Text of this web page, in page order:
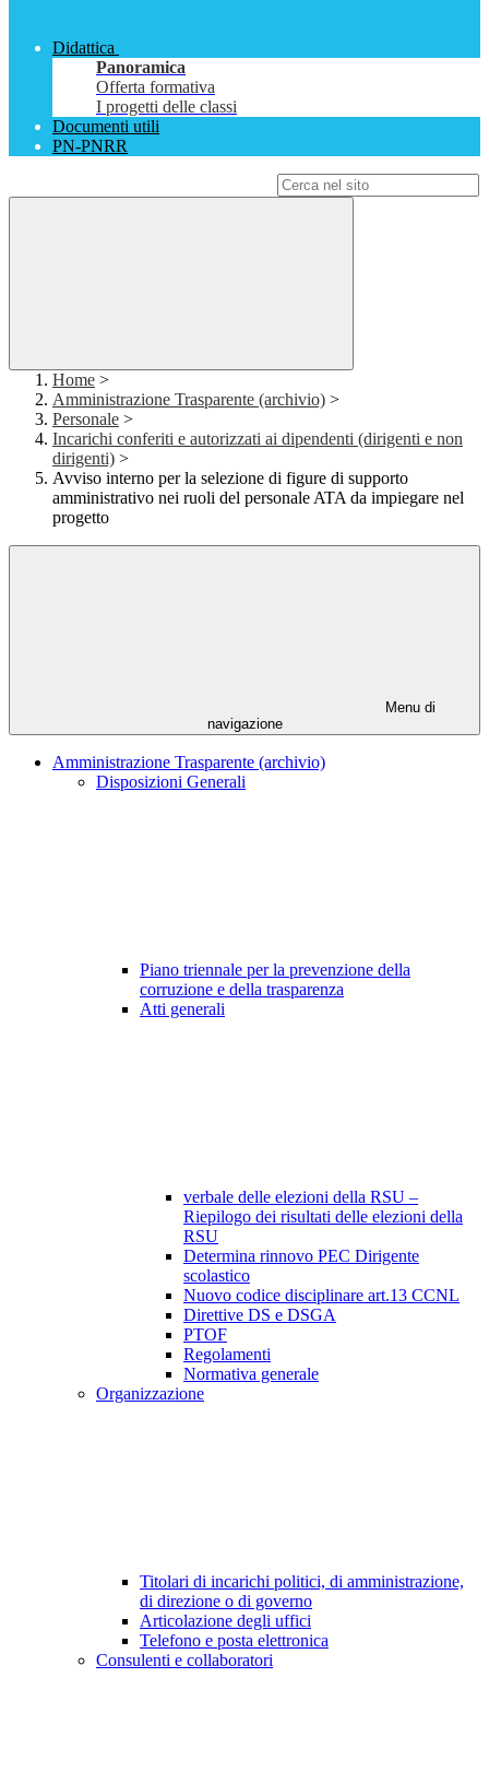
Didattica
Panoramica
Offerta formativa
I progetti delle classi
Documenti utili
PN-PNRR
Home >
Amministrazione Trasparente (archivio) >
Personale >
Incarichi conferiti e autorizzati ai dipendenti (dirigenti e non
dirigenti) >
Avviso interno per la selezione di figure di supporto
amministrativo nei ruoli del personale ATA da impiegare nel
progetto
Menu di
navigazione
Amministrazione Trasparente (archivio)
Disposizioni Generali
Piano triennale per la prevenzione della
corruzione e della trasparenza
Atti generali
verbale delle elezioni della RSU –
Riepilogo dei risultati delle elezioni della
RSU
Determina rinnovo PEC Dirigente
scolastico
Nuovo codice disciplinare art.13 CCNL
Direttive DS e DSGA
PTOF
Regolamenti
Normativa generale
Organizzazione
Titolari di incarichi politici, di amministrazione,
di direzione o di governo
Articolazione degli uffici
Telefono e posta elettronica
Consulenti e collaboratori